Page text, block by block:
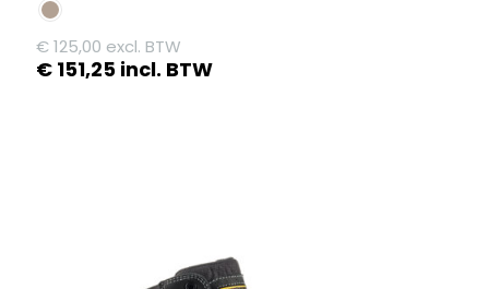
€125,00 excl. BTW
€ 151,25 incl. BTW